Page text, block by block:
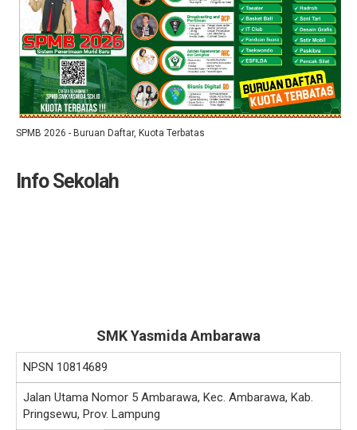
SPMB 2026 - Buruan Daftar, Kuota Terbatas
Info Sekolah
SMK Yasmida Ambarawa
NPSN 10814689
Jalan Utama Nomor 5 Ambarawa, Kec. Ambarawa, Kab.
Pringsewu, Prov. Lampung